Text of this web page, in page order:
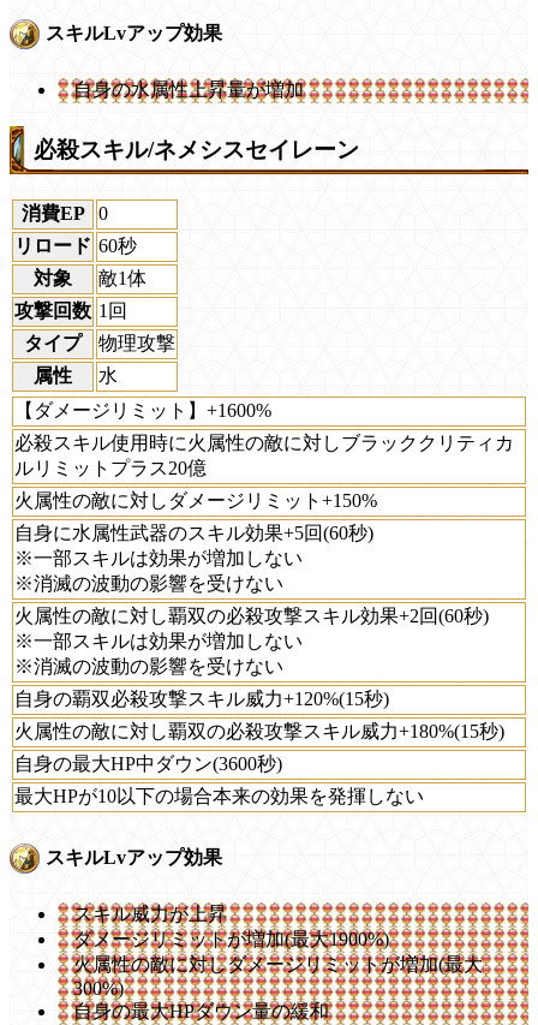
スキルLvアップ効果
自身の水属性上昇量が増加
必殺スキル/ネメシスセイレーン
消費EP
0
リロード 60秒
対象
敵1体
攻撃回数 1回
タイプ
物理攻撃
属性
水
【ダメージリミット】+1600%
必殺スキル使用時に火属性の敵に対しブラッククリティカ
ルリミットプラス20億
火属性の敵に対しダメージリミット+150%
自身に水属性武器のスキル効果+5回(60秒)
※一部スキルは効果が増加しない
※消滅の波動の影響を受けない
火属性の敵に対し覇双の必殺攻撃スキル効果+2回(60秒)
※一部スキルは効果が増加しない
※消滅の波動の影響を受けない
自身の覇双必殺攻撃スキル威力+120%(15秒)
火属性の敵に対し覇双の必殺攻撃スキル威力+180%(15秒)
自身の最大HP中ダウン(3600秒)
最大HPが10以下の場合本来の効果を発揮しない
スキルLvアップ効果
スキル威力が上昇
ダメージリミットが増加(最大1900%)
火属性の敵に対しダメージリミットが増加(最大
300%)
自身の最大HPダウン量の緩和